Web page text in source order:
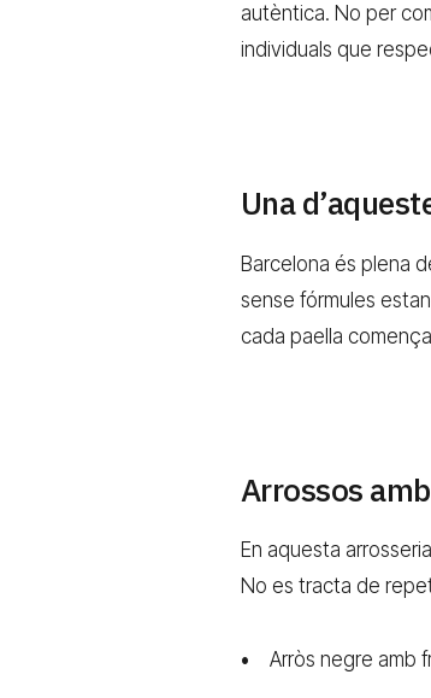
autèntica. No per
individuals que
Una
Barcelona és plena
sense fórmules
cada paella
Arrossos
En aquesta
No es tracta de
Arròs negre amb